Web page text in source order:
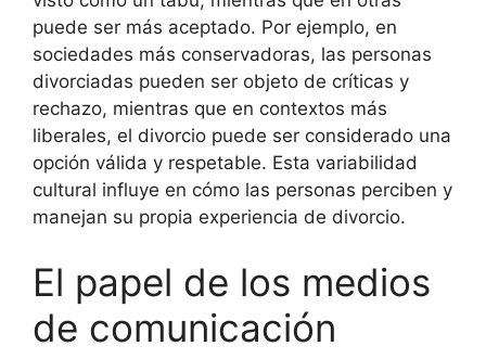
puede ser más aceptado. Por ejemplo, en
sociedades más conservadoras, las personas
divorciadas pueden ser objeto de críticas y
rechazo, mientras que en contextos más
liberales, el divorcio puede ser considerado una
opción válida y respetable. Esta variabilidad
cultural influye en cómo las personas perciben y
manejan su propia experiencia de divorcio.
El papel de los medios
de comunicación